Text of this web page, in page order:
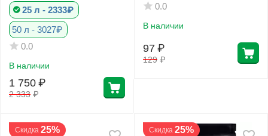
25 л - 2333₽
50 л - 3027₽
0.0
В наличии
2 333 ₽
1 750 ₽
0.0
В наличии
129 ₽
97 ₽
Скидка 25% Скидка 25%